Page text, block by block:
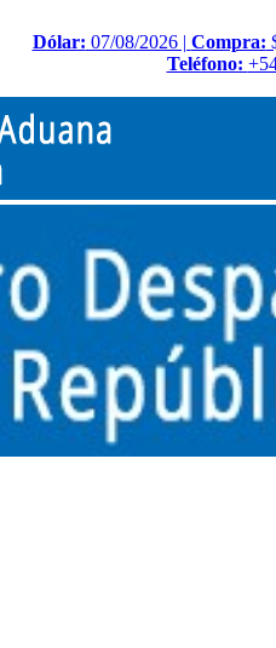
Dólar: 07/08/2026 | Compra:
Teléfono: